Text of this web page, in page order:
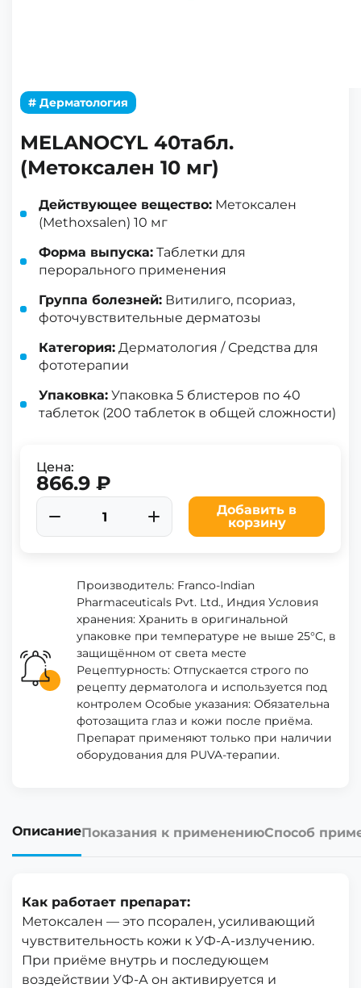
# Дерматология
MELANOCYL 40табл.
(Метоксален 10 мг)
Действующее вещество: Метоксален
(Methoxsalen) 10 мг
Форма выпуска: Таблетки для
перорального применения
Группа болезней: Витилиго, псориаз,
фоточувствительные дерматозы
Категория: Дерматология / Средства для
фототерапии
Упаковка: Упаковка 5 блистеров по 40
таблеток (200 таблеток в общей сложности)
Цена:
866.9 ₽
Добавить в
корзину
Производитель: Franco-Indian
Pharmaceuticals Pvt. Ltd., Индия Условия
хранения: Хранить в оригинальной
упаковке при температуре не выше 25°C, в
защищённом от света месте
Рецептурность: Отпускается строго по
рецепту дерматолога и используется под
контролем Особые указания: Обязательна
фотозащита глаз и кожи после приёма.
Препарат применяют только при наличии
оборудования для PUVA-терапии.
ОписаниеПоказания к применениюСпособ
Как работает препарат:
Метоксален — это псорален, усиливающий
чувствительность кожи к УФ-А-излучению.
При приёме внутрь и последующем
воздействии УФ-А он активируется и